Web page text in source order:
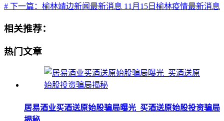
# 下一篇：榆林靖边新闻最新消息 11月15日榆林疫情最新消息
相关推荐：
热门文章
居易酒业买酒送原始股骗局曝光_买酒送原始股投资骗局